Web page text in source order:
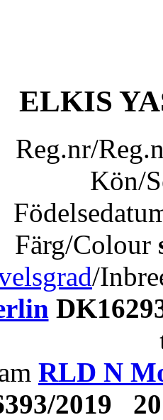
ELKIS
Reg.nr/
Kön/
Färg/Colour
/
RLD N
2019